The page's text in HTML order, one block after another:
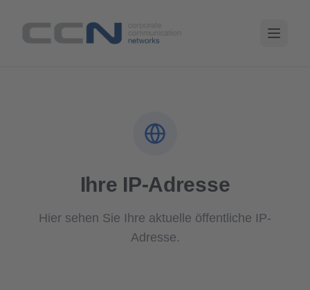
Ihre IP-Adresse
Hier sehen Sie Ihre aktuelle öffentliche IP-
Adresse.